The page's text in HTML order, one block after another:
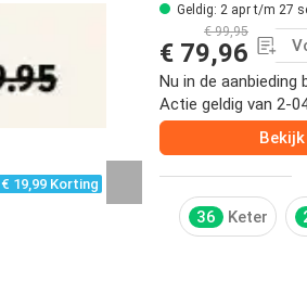
€ 19,99 Korting
Geldig: 2 apr t/m 27
€ 99,95
€ 79,96
Nu in de aanbieding
Actie geldig van 2-
36 Keter